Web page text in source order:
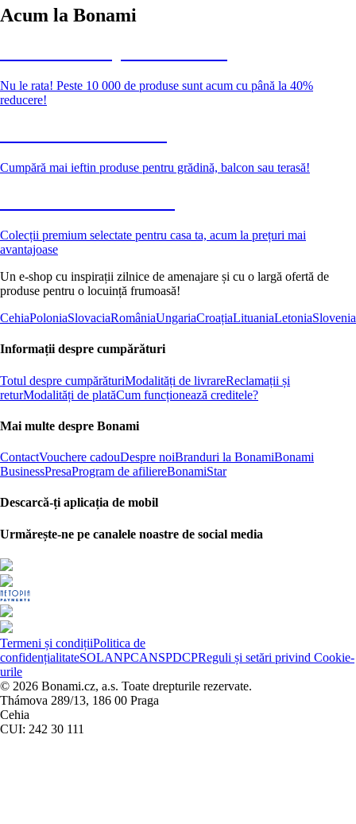
Acum la Bonami
Nu le rata! Peste 10 000 de produse sunt acum cu până la 40%
reducere!
Cumpără mai ieftin produse pentru grădină, balcon sau terasă!
Colecții premium selectate pentru casa ta, acum la prețuri mai
avantajoase
Un e-shop cu inspirații zilnice de amenajare și cu o largă ofertă de
produse pentru o locuință frumoasă!
CehiaPoloniaSlovaciaRomâniaUngariaCroațiaLituaniaLetoniaSlovenia
Informații despre cumpărături
Totul despre cumpărăturiModalități de livrareReclamații și
returModalități de platăCum funcționează creditele?
Mai multe despre Bonami
ContactVouchere cadouDespre noiBranduri la BonamiBonami
BusinessPresaProgram de afiliereBonamiStar
Descarcă-ți aplicația de mobil
Urmărește-ne pe canalele noastre de social media
Termeni și condițiiPolitica de
confidențialitateSOLANPCANSPDCPReguli și setări privind Cookie-
urile
© 2026 Bonami.cz, a.s. Toate drepturile rezervate.
Thámova 289/13, 186 00 Praga
Cehia
CUI: 242 30 111